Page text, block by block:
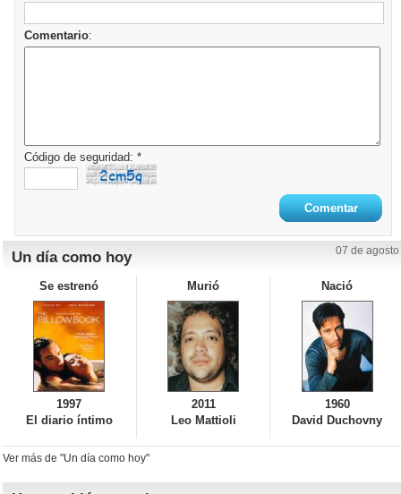
Comentario:
Código de seguridad: *
Un día como hoy 07 de agosto
Se estrenó
1997
El diario íntimo
Murió
2011
Leo Mattioli
Nació
1960
David Duchovny
Ver más de "Un día como hoy"